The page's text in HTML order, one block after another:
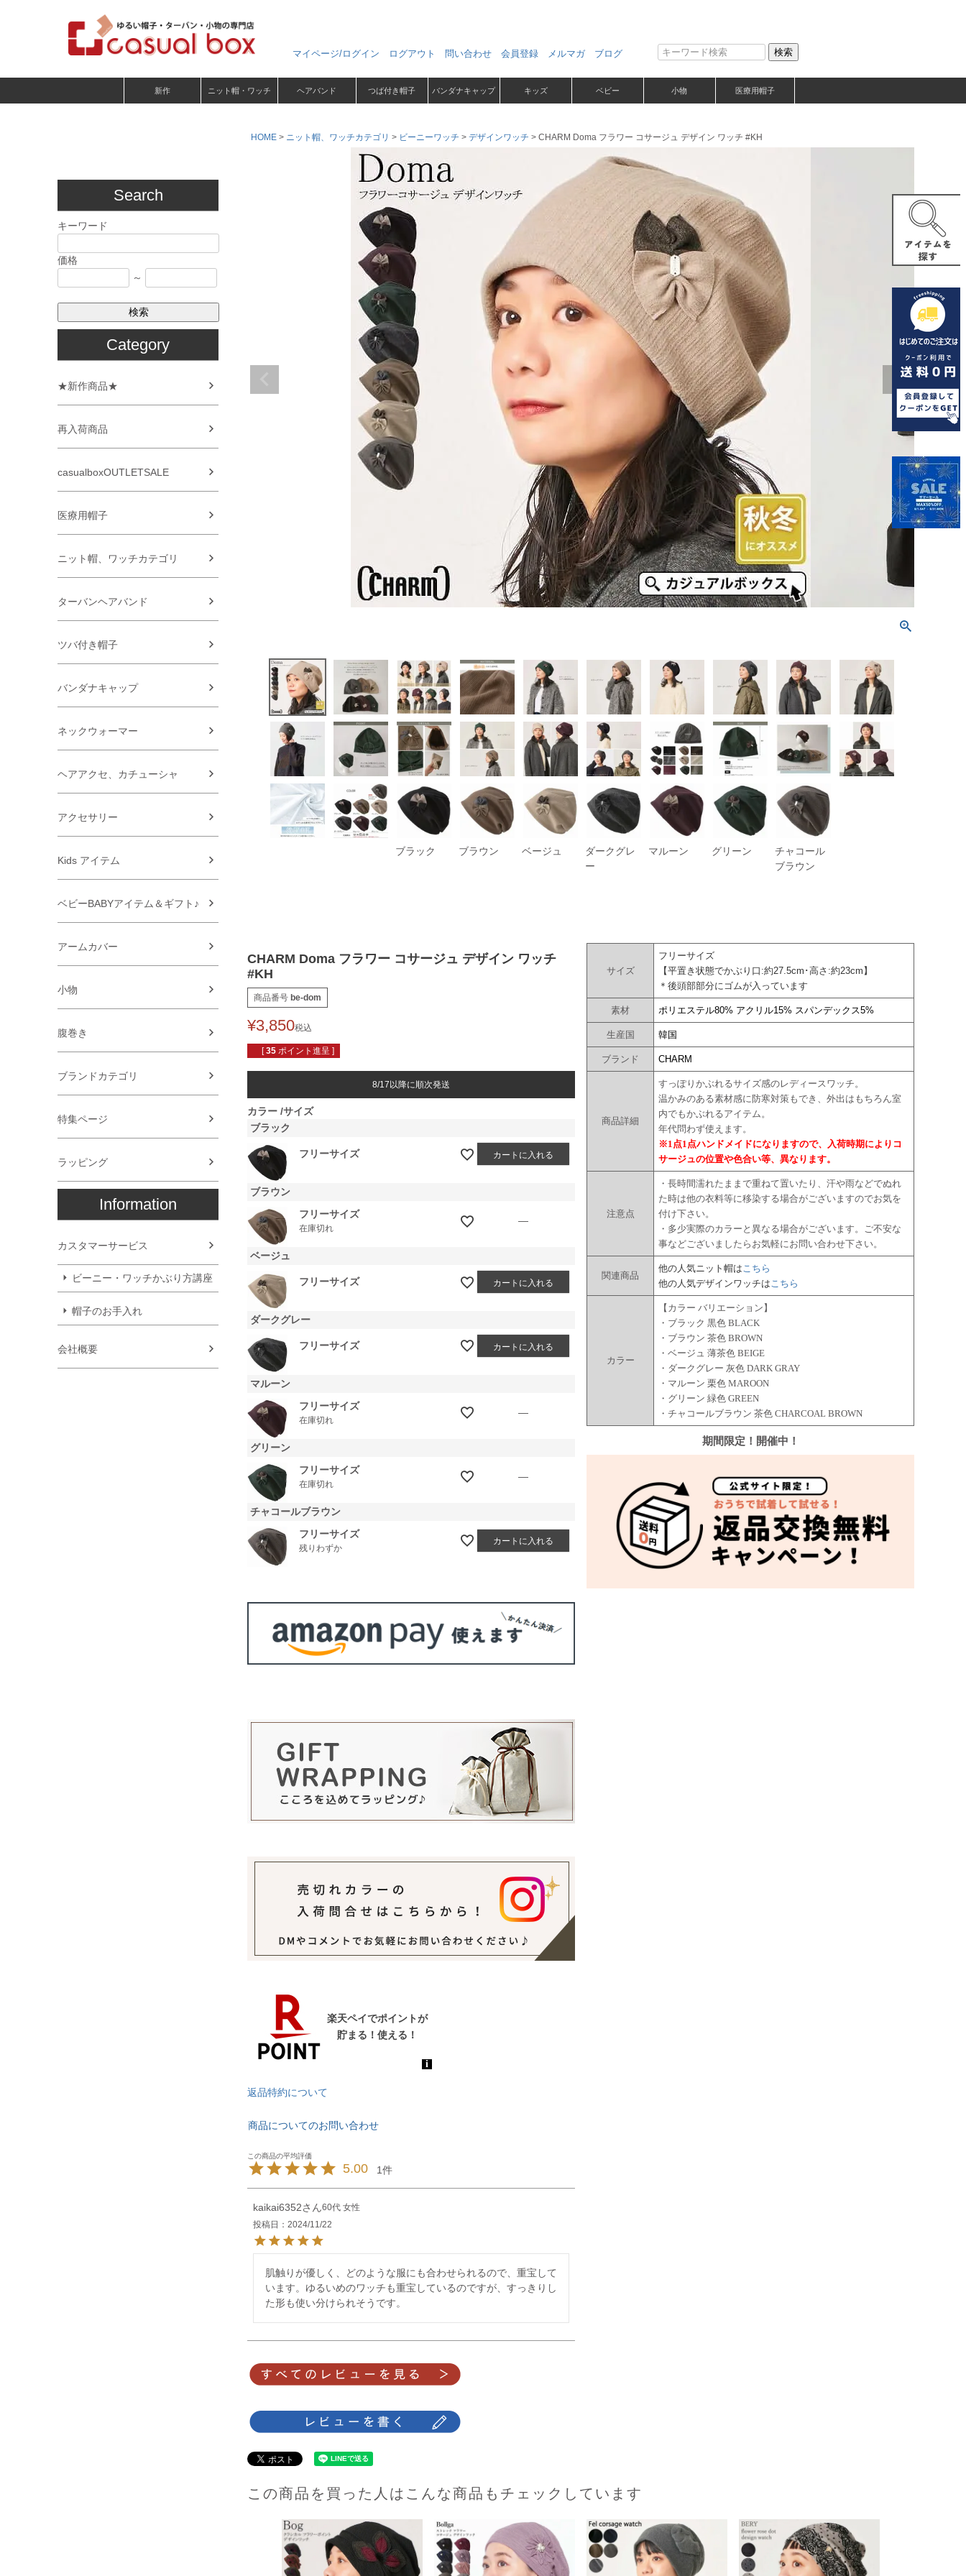
マイページ/ログイン ログアウト 問い合わせ 会員登録 メルマガ ブログ 検索
新作 ニット帽・ワッチ ヘアバンド つば付き帽子 バンダナキャップ キッズ ベビー 小物 医療用帽子
Search
キーワード
価格
～
検索
Category
★新作商品★
再入荷商品
casualboxOUTLETSALE
医療用帽子
ニット帽、ワッチカテゴリ
ターバンヘアバンド
ツバ付き帽子
バンダナキャップ
ネックウォーマー
ヘアアクセ、カチューシャ
アクセサリー
Kids アイテム
ベビーBABYアイテム＆ギフト♪
アームカバー
小物
腹巻き
ブランドカテゴリ
特集ページ
ラッピング
Information
カスタマーサービス
ビーニー・ワッチかぶり方講座
帽子のお手入れ
会社概要
HOME ニット帽、ワッチカテゴリ ビーニーワッチ デザインワッチ CHARM Doma フラワー コサージュ デザイン ワッチ #KH
ブラック ブラウン ベージュ
ダークグレ
ー
マルーン グリーン
チャコール
ブラウン
CHARM Doma フラワー コサージュ デザイン ワッチ
#KH
商品番号 be-dom
¥3,850税込
[ 35 ポイント進呈 ]
8/17以降に順次発送
カラー サイズ
ブラック
フリーサイズ カートに入れる
ブラウン
フリーサイズ
在庫切れ
—
ベージュ
フリーサイズ カートに入れる
ダークグレー
フリーサイズ カートに入れる
マルーン
フリーサイズ
在庫切れ
—
グリーン
フリーサイズ
在庫切れ
—
チャコールブラウン
フリーサイズ
残りわずか
カートに入れる
返品特約について
商品についてのお問い合わせ
5.00 1
kaikai6352 60代 女性
投稿日
2024/11/22
肌触りが優しく、どのような服にも合わせられるので、重宝して
います。ゆるいめのワッチも重宝しているのですが、すっきりし
た形も使い分けられそうです。
サイズ
フリーサイズ
【平置き状態でかぶり口:約27.5cm･高さ:約23cm】
＊後頭部部分にゴムが入っています
素材 ポリエステル80% アクリル15% スパンデックス5%
生産国 韓国
ブランド CHARM
商品詳細
すっぽりかぶれるサイズ感のレディースワッチ。
温かみのある素材感に防寒対策もでき、外出はもちろん室
内でもかぶれるアイテム。
年代問わず使えます。
※1点1点ハンドメイドになりますので、入荷時期によりコ
サージュの位置や色合い等、異なります。
注意点
・長時間濡れたままで重ねて置いたり、汗や雨などでぬれ
た時は他の衣料等に移染する場合がございますのでお気を
付け下さい。
・多少実際のカラーと異なる場合がございます。ご不安な
事などございましたらお気軽にお問い合わせ下さい。
関連商品
他の人気ニット帽はこちら
他の人気デザインワッチはこちら
カラー
【カラー バリエーション】
・ブラック 黒色 BLACK
・ブラウン 茶色 BROWN
・ベージュ 薄茶色 BEIGE
・ダークグレー 灰色 DARK GRAY
・マルーン 栗色 MAROON
・グリーン 緑色 GREEN
・チャコールブラウン 茶色 CHARCOAL BROWN
期間限定！開催中！
この商品を買った人はこんな商品もチェックしています